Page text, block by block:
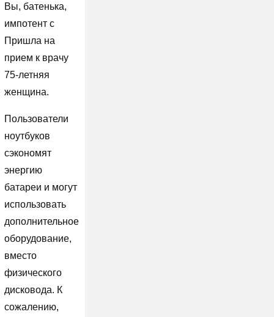
Вы, батенька,
импотент с
Пришла на
прием к врачу
75-летняя
женщина.
Пользователи
ноутбуков
сэкономят
энергию
батареи и могут
использовать
дополнительное
оборудование,
вместо
физического
дисковода. К
сожалению,